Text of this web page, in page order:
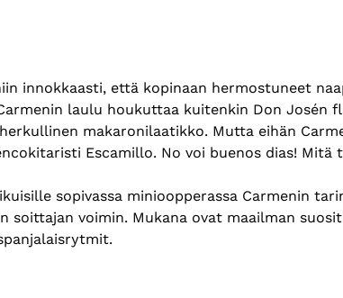
innokkaasti, että kopinaan hermostuneet
laulu houkuttaa kuitenkin Don Josén
makaronilaatikko. Mutta eihän
Escamillo. No voi buenos dias! Mitä
sopivassa minioopperassa Carmenin
soittajan voimin. Mukana ovat maailman